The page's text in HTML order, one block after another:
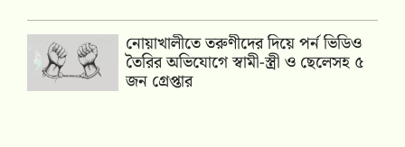
নোয়াখালীতে তরুণীদের দিয়ে পর্ন ভিডিও
তৈরির অভিযোগে স্বামী-স্ত্রী ও ছেলেসহ ৫
জন গ্রেপ্তার